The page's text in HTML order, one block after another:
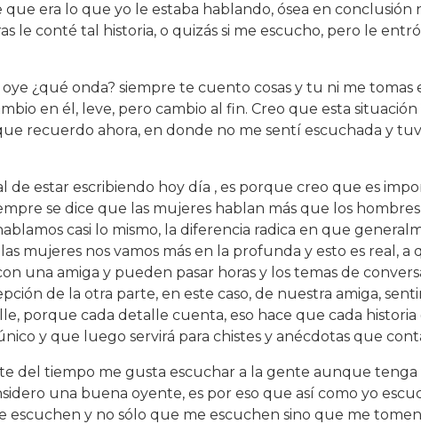
era lo que yo le estaba hablando, ósea en conclusión
le conté tal historia, o quizás si me escucho, pero le
¿qué onda? siempre te cuento cosas y tu ni me tomas
en él, leve, pero cambio al fin. Creo que esta
recuerdo ahora, en donde no me sentí escuchada y
de estar escribiendo hoy día , es porque creo que es
se dice que las mujeres hablan más que los
casi lo mismo, la diferencia radica en que
mujeres nos vamos más en la profunda y esto es real, a
una amiga y pueden pasar horas y los temas de
de la otra parte, en este caso, de nuestra amiga,
porque cada detalle cuenta, eso hace que cada
y que luego servirá para chistes y anécdotas que
del tiempo me gusta escuchar a la gente aunque tenga
una buena oyente, es por eso que así como yo
y no sólo que me escuchen sino que me